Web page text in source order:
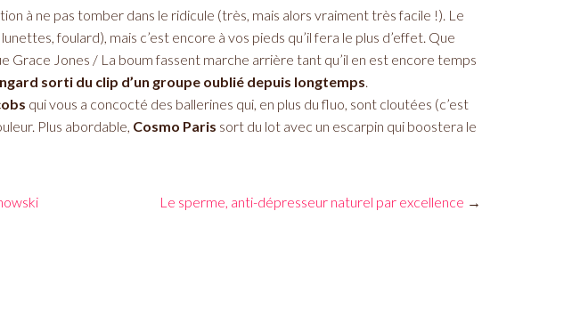
à ne pas tomber dans le ridicule (très, mais alors vraiment très facile !). Le
foulard), mais c’est encore à vos pieds qu’il fera le plus d’effet. Que
Jones / La boum fassent marche arrière tant qu’il en est encore temps
sorti du clip d’un groupe oublié depuis longtemps
qui vous a concocté des ballerines qui, en plus du fluo, sont cloutées (c’est
Plus abordable, Cosmo Paris sort du lot avec un escarpin qui boostera le
Le sperme, anti-dépresseur naturel par excellence →